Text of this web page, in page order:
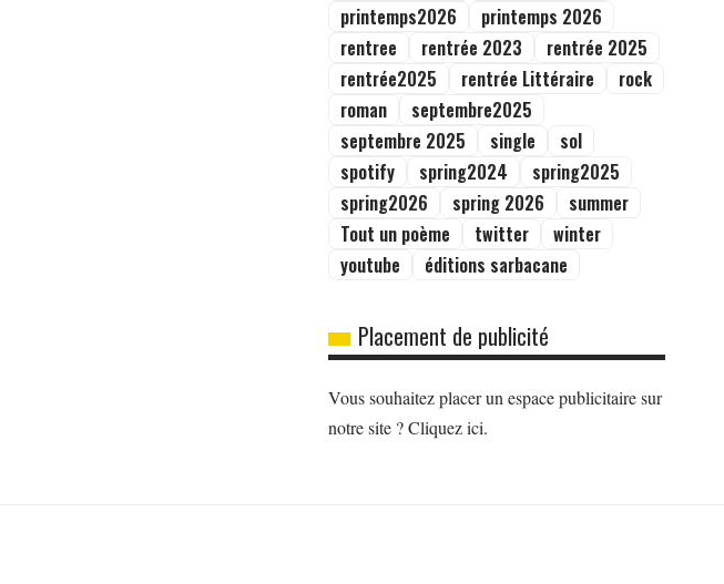
printemps2026
printemps 2026
rentree
rentrée 2023
rentrée 2025
rentrée2025
rentrée Littéraire
rock
roman
septembre2025
septembre 2025
single
sol
spotify
spring2024
spring2025
spring2026
spring 2026
summer
Tout un poème
twitter
winter
youtube
éditions sarbacane
Placement de publicité
Vous souhaitez placer un espace publicitaire sur
notre site ? Cliquez ici.